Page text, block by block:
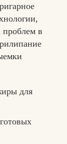
проблем в
для